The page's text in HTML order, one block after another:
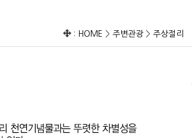
: HOME > 주변관광> 주상절리